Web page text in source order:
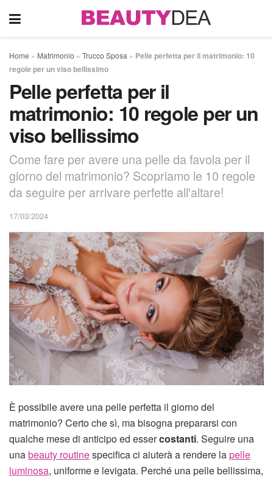
Home » Matrimonio » Trucco Sposa » Pelle perfetta per il matrimonio: 10
regole per un viso bellissimo
Pelle perfetta per il
matrimonio: 10 regole per un
viso bellissimo
Come fare per avere una pelle da favola per il
giorno del matrimonio? Scopriamo le 10 regole
da seguire per arrivare perfette all'altare!
17/03/2024
È possibile avere una pelle perfetta il giorno del
matrimonio? Certo che sì, ma bisogna prepararsi con
qualche mese di anticipo ed essercostanti. Seguire una
unabeauty routinespecifica ci aiuterà a rendere lapelle
luminosa, uniforme e levigata. Perché una pelle bellissima,